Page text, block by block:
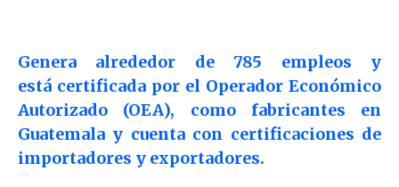
Genera alrededor de 785 empleos y
está certificada por el Operador Económico
Autorizado (OEA), como fabricantes en
Guatemala y cuenta con certificaciones de
importadores y exportadores.